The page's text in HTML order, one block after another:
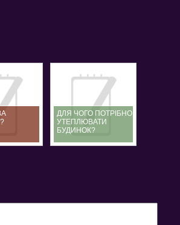
ДЛЯ ЧОГО ПОТРІБНО
УТЕПЛЮВАТИ
БУДИНОК?